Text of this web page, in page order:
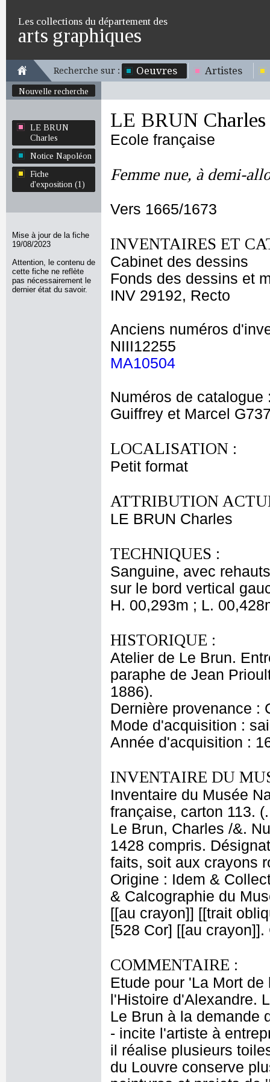
Les collections du département des
arts graphiques
Recherche sur : Oeuvres Artistes
Nouvelle recherche
LE BRUN
Charles
Notice Napoléon
Fiche
d'exposition (1)
Mise à jour de la fiche
19/08/2023
Attention, le contenu de
cette fiche ne reflète
pas nécessairement le
dernier état du savoir.
LE BRUN Charles
Ecole française
Femme nue, à demi-
Vers 1665/1673
INVENTAIRES ET
Cabinet des dessins
Fonds des dessins et
INV 29192, Recto
Anciens numéros
NIII12255
MA10504
Numéros de catalogue
Guiffrey et Marcel
LOCALISATION :
Petit format
ATTRIBUTION
LE BRUN Charles
TECHNIQUES :
Sanguine, avec
sur le bord vertical
H. 00,293m ; L.
HISTORIQUE :
Atelier de Le Brun.
paraphe de Jean
1886).
Dernière provenance :
Mode d'acquisition :
Année d'acquisition :
INVENTAIRE DU
Inventaire du Musée
française, carton 113.
Le Brun, Charles /&.
1428 compris.
faits, soit aux crayons
Origine : Idem &
& Calcographie du
[[au crayon]] [[trait
[528 Cor] [[au
COMMENTAIRE :
Etude pour 'La Mort
l'Histoire d'Alexandre.
Le Brun à la demande
- incite l'artiste à
il réalise plusieurs
du Louvre conserve